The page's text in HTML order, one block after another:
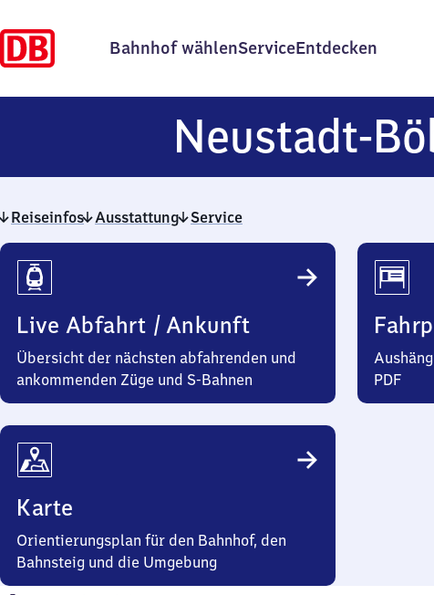
Bahnhof wählenServiceEntdecken
Neustadt-
Reiseinfos Ausstattung Service
Reiseinfos
Live Abfahrt / Ankunft
Übersicht der nächsten abfahrenden und
ankommenden Züge und S-Bahnen
PDF
Karte
Orientierungsplan für den Bahnhof, den
Bahnsteig und die Umgebung